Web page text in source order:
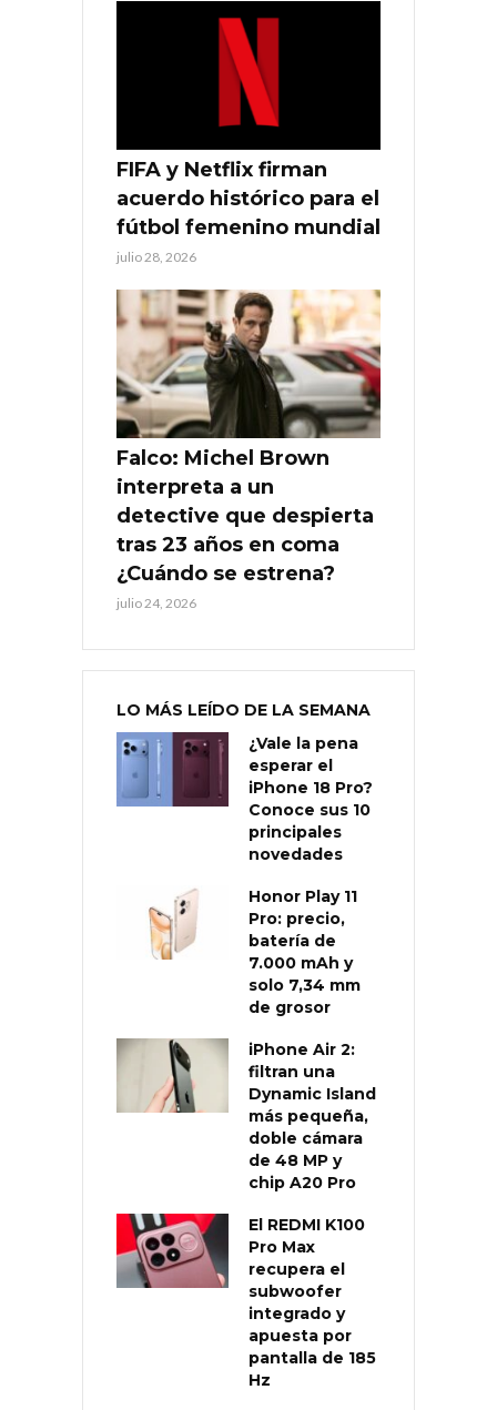
FIFA y Netflix firman
acuerdo histórico para el
fútbol femenino mundial
julio 28, 2026
Falco: Michel Brown
interpreta a un
detective que despierta
tras 23 años en coma
¿Cuándo se estrena?
julio 24, 2026
LO MÁS LEÍDO DE LA SEMANA
¿Vale la pena
esperar el
iPhone 18 Pro?
Conoce sus 10
principales
novedades
Honor Play 11
Pro: precio,
batería de
7.000 mAh y
solo 7,34 mm
de grosor
iPhone Air 2:
filtran una
Dynamic Island
más pequeña,
doble cámara
de 48 MP y
chip A20 Pro
El REDMI K100
Pro Max
recupera el
subwoofer
integrado y
apuesta por
pantalla de 185
Hz